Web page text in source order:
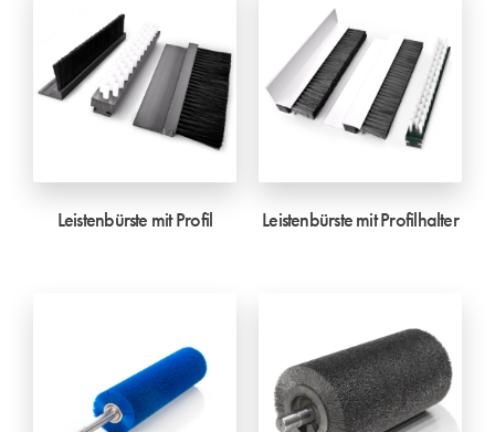
Leistenbürste mit Profil Leistenbürste mit Profilhalter